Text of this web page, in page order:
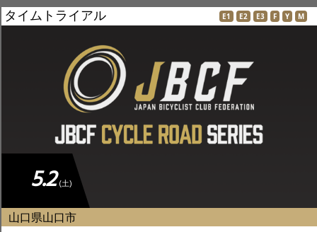
タイムトライアル E1 E2 E3 F Y M
5.2 (土)
山口県山口市